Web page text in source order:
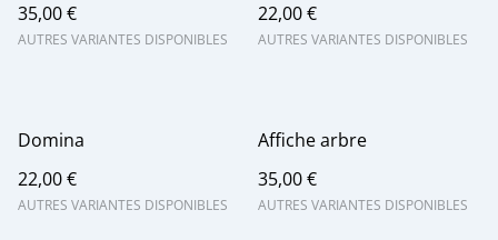
35,00 €
AUTRES VARIANTES DISPONIBLES
22,00 €
AUTRES VARIANTES DISPONIBLES
Domina
22,00 €
AUTRES VARIANTES DISPONIBLES
Affiche arbre
35,00 €
AUTRES VARIANTES DISPONIBLES